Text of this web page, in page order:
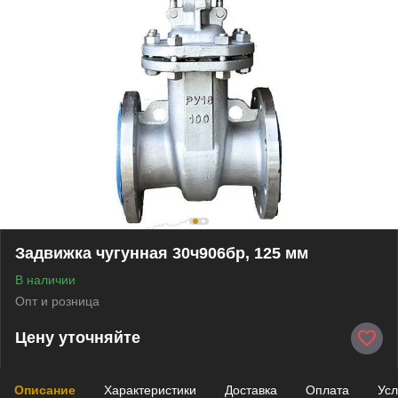
Задвижка чугунная 30ч906бр, 125 мм
В наличии
Опт и розница
Цену уточняйте
Описание Характеристики Доставка Оплата